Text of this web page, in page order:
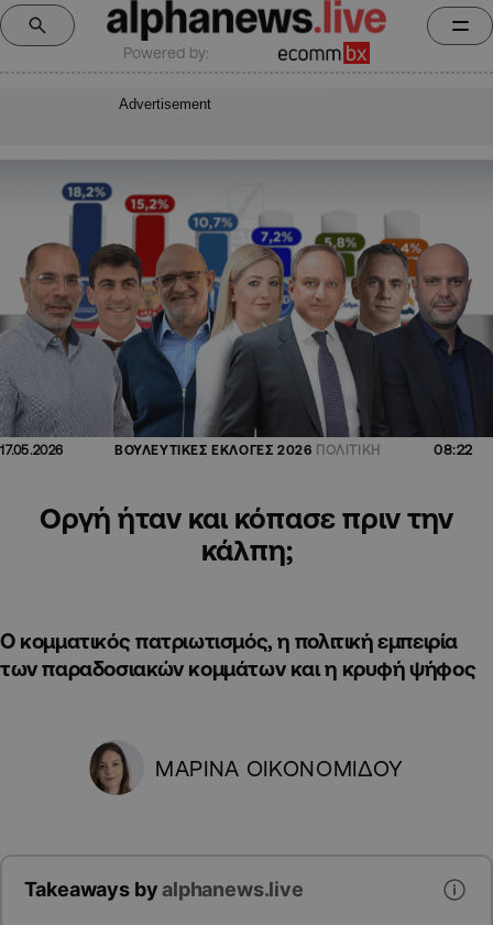
Powered by:
Advertisement
17.05.2026 ΒΟΥΛΕΥΤΙΚΕΣ ΕΚΛΟΓΕΣ 2026 ΠΟΛΙΤΙΚΗ 08:22
Οργή ήταν και κόπασε πριν την
κάλπη;
Ο κομματικός πατριωτισμός, η πολιτική εμπειρία
των παραδοσιακών κομμάτων και η κρυφή ψήφος
ΜΑΡΙΝΑ ΟΙΚΟΝΟΜΙΔΟΥ
Takeaways byalphanews.live